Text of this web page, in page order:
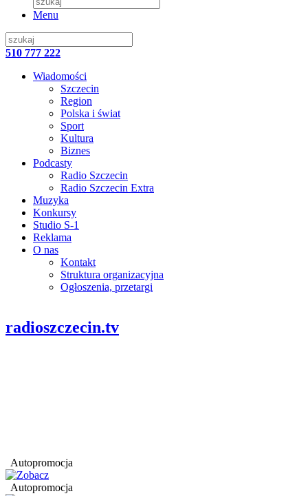
Menu
510 777 222
Wiadomości
Szczecin
Region
Polska i świat
Sport
Kultura
Biznes
Podcasty
Radio Szczecin
Radio Szczecin Extra
Muzyka
Konkursy
Studio S-1
Reklama
O nas
Kontakt
Struktura organizacyjna
Ogłoszenia, przetargi
radioszczecin.tv
Autopromocja
Autopromocja